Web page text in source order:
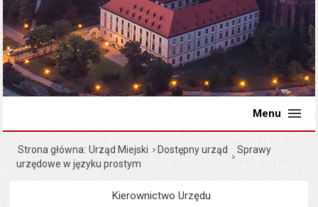
Menu
Strona główna Urząd Miejski Dostępny urząd
Sprawy
urzędowe w języku prostym
MenuUrząd Miejski
Kierownictwo Urzędu